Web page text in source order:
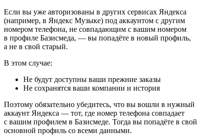
Если вы уже авторизованы в других сервисах Яндекса
(например, в Яндекс Музыке) под аккаунтом с другим
номером телефона, не совпадающим с вашим номером
в профиле Базисмеда, — вы попадёте в новый профиль,
а не в свой старый.
В этом случае:
Не будут доступны ваши прежние заказы
Не сохранятся ваши компании и история
Поэтому обязательно убедитесь, что вы вошли в нужный
аккаунт Яндекса — тот, где номер телефона совпадает
с вашим профилем в Базисмеде. Тогда вы попадёте в свой
основной профиль со всеми данными.